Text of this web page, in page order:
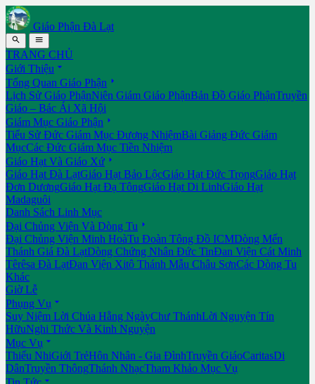
Giáo Phận Đà Lạt
 
TRANG CHỦ
Giới Thiệu 
Tổng Quan Giáo Phận 
Lịch Sử Giáo PhậnNiên Giám Giáo PhậnBản Đồ Giáo PhậnTruyền
Giáo – Bác Ái Xã Hội
Giám Mục Giáo Phận 
Tiểu Sử Đức Giám Mục Đương NhiệmBài Giảng Đức Giám
MụcCác Đức Giám Mục Tiền Nhiệm
Giáo Hạt Và Giáo Xứ 
Giáo Hạt Đà LạtGiáo Hạt Bảo LộcGiáo Hạt Đức TrọngGiáo Hạt
Đơn DươngGiáo Hạt Đạ TôngGiáo Hạt Di LinhGiáo Hạt
Madaguôi
Danh Sách Linh Mục
Đại Chủng Viện Và Dòng Tu 
Đại Chủng Viện Minh HoàTu Đoàn Tông Đồ ICMDòng Mến
Thánh Giá Đà LạtDòng Chứng Nhân Đức TinĐan Viện Cát Minh
Têrêsa Đà LạtĐan Viện Xitô Thánh Mẫu Châu SơnCác Dòng Tu
Khác
Giờ Lễ
Phụng Vụ 
Suy Niệm Lời Chúa Hằng NgàyChư ThánhLời Nguyện Tín
HữuNghi Thức Và Kinh Nguyện
Mục Vụ 
Thiếu NhiGiới TrẻHôn Nhân - Gia ĐìnhTruyền GiáoCaritasDi
DânTruyền ThôngThánh NhạcTham Khảo Mục Vụ
